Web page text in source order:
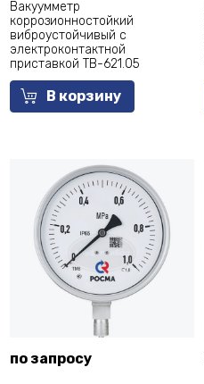
Вакуумметр
коррозионностойкий
виброустойчивый с
электроконтактной
приставкой ТВ-621.05
В корзину
по запросу